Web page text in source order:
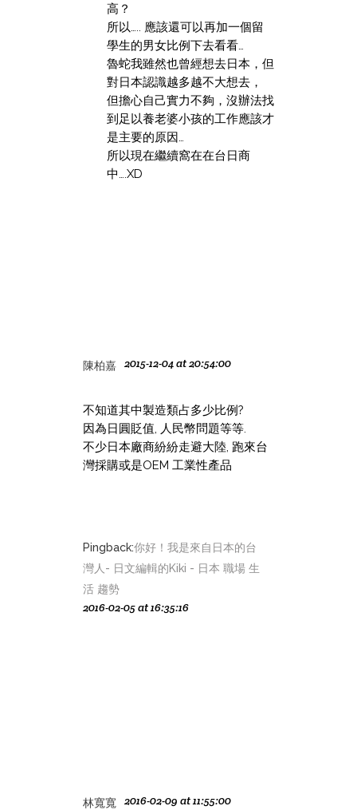
高？
所以….. 應該還可以再加一個留
學生的男女比例下去看看…
魯蛇我雖然也曾經想去日本，但
對日本認識越多越不大想去，
但擔心自己實力不夠，沒辦法找
到足以養老婆小孩的工作應該才
是主要的原因…
所以現在繼續窩在在台日商
中….XD
陳柏嘉 2015-12-04 at 20:54:00
不知道其中製造類占多少比例?
因為日圓貶值, 人民幣問題等等.
不少日本廠商紛紛走避大陸, 跑來台
灣採購或是OEM 工業性產品
Pingback:你好！我是來自日本的台
灣人- 日文編輯的Kiki - 日本 職場 生
活 趨勢
2016-02-05 at 16:35:16
林寬寬 2016-02-09 at 11:55:00